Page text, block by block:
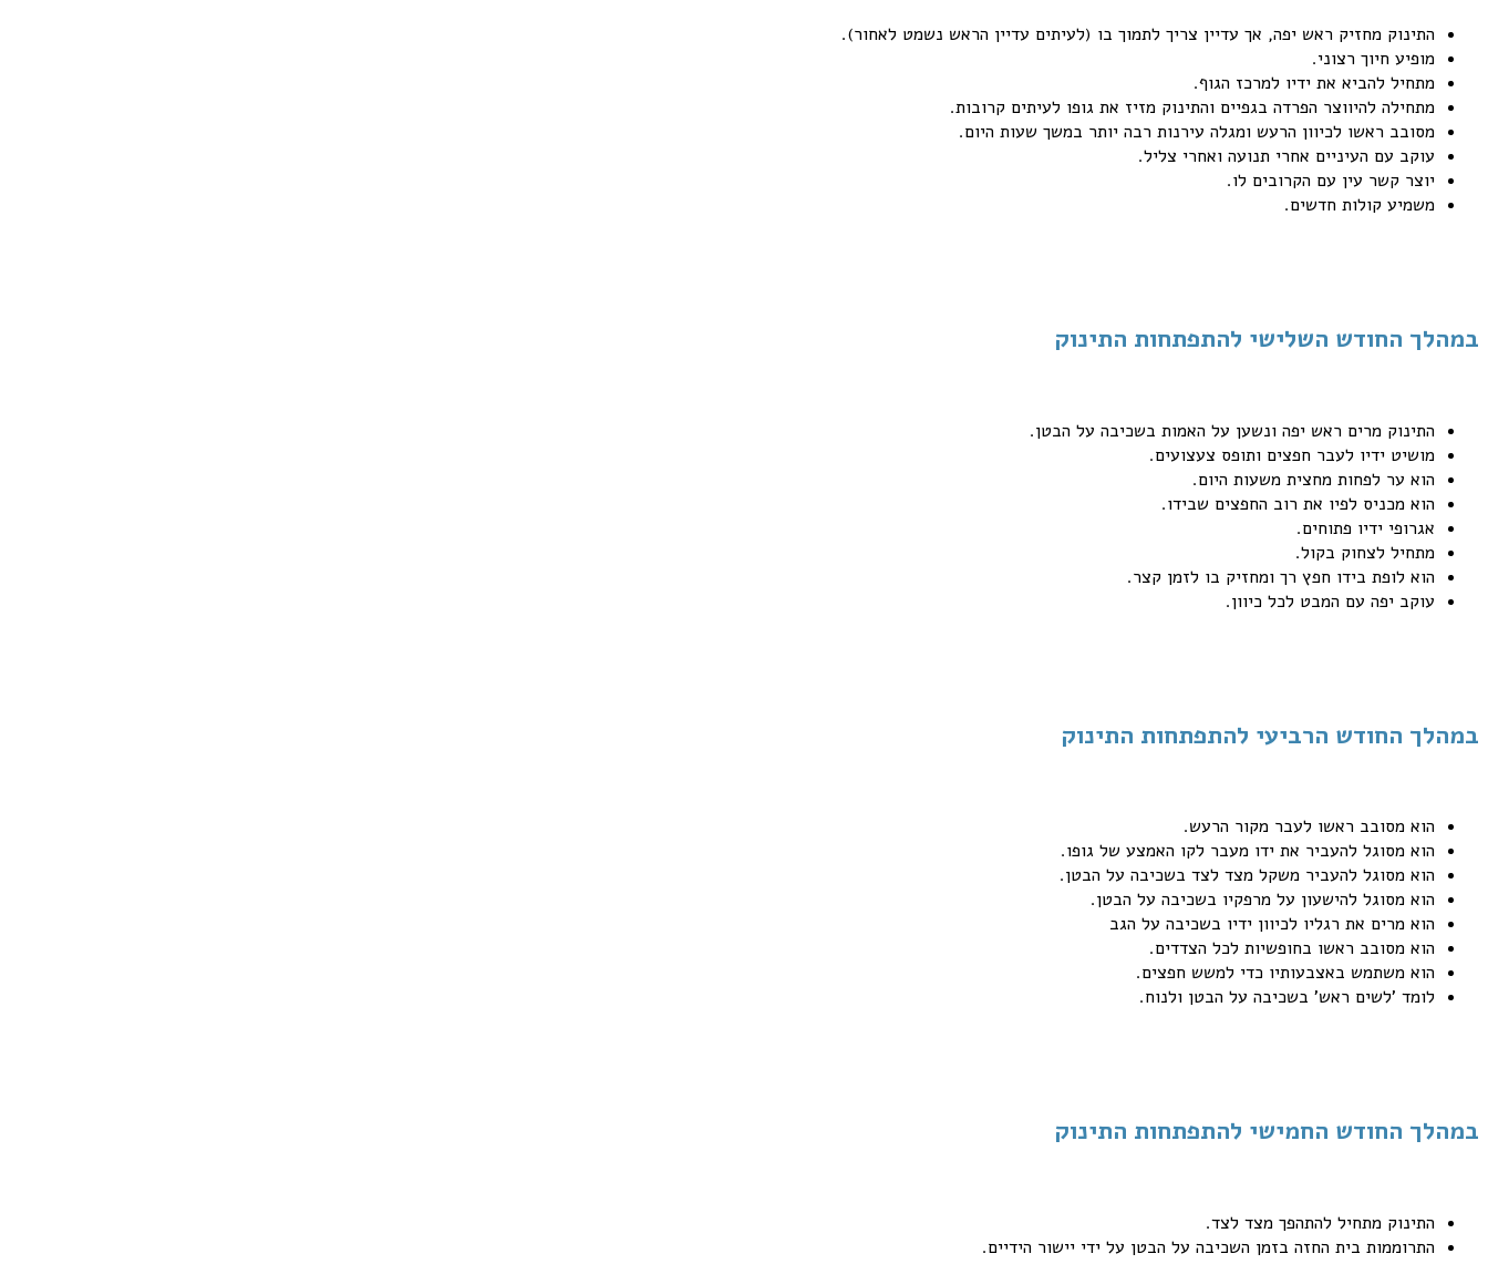
התינוק מחזיק ראש יפה, אך עדיין צריך לתמוך בו (לעיתים עדיין הראש נשמט לאחור).
מופיע חיוך רצוני.
מתחיל להביא את ידיו למרכז הגוף.
מתחילה להיווצר הפרדה בגפיים והתינוק מזיז את גופו לעיתים קרובות.
מסובב ראשו לכיוון הרעש ומגלה עירנות רבה יותר במשך שעות היום.
עוקב עם העיניים אחרי תנועה ואחרי צליל.
יוצר קשר עין עם הקרובים לו.
משמיע קולות חדשים.
במהלך החודש השלישי להתפתחות התינוק
התינוק מרים ראש יפה ונשען על האמות בשכיבה על הבטן.
מושיט ידיו לעבר חפצים ותופס צעצועים.
הוא ער לפחות מחצית משעות היום.
הוא מכניס לפיו את רוב החפצים שבידו.
אגרופי ידיו פתוחים.
מתחיל לצחוק בקול.
הוא לופת בידו חפץ רך ומחזיק בו לזמן קצר.
עוקב יפה עם המבט לכל כיוון.
במהלך החודש הרביעי להתפתחות התינוק
הוא מסובב ראשו לעבר מקור הרעש.
הוא מסוגל להעביר את ידו מעבר לקו האמצע של גופו.
הוא מסוגל להעביר משקל מצד לצד בשכיבה על הבטן.
הוא מסוגל להישעון על מרפקיו בשכיבה על הבטן.
הוא מרים את רגליו לכיוון ידיו בשכיבה על הגב
הוא מסובב ראשו בחופשיות לכל הצדדים.
הוא משתמש באצבעותיו כדי למשש חפצים.
לומד 'לשים ראש' בשכיבה על הבטן ולנוח.
במהלך החודש החמישי להתפתחות התינוק
התינוק מתחיל להתהפך מצד לצד.
התרוממות בית החזה בזמן השכיבה על הבטן על ידי יישור הידיים.